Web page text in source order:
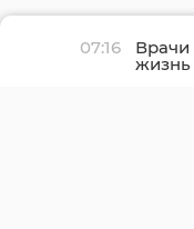
07:16
жизнь